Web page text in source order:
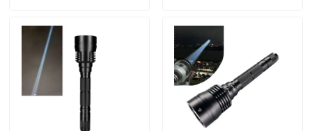
제품
비디오
우리 에 관한 것